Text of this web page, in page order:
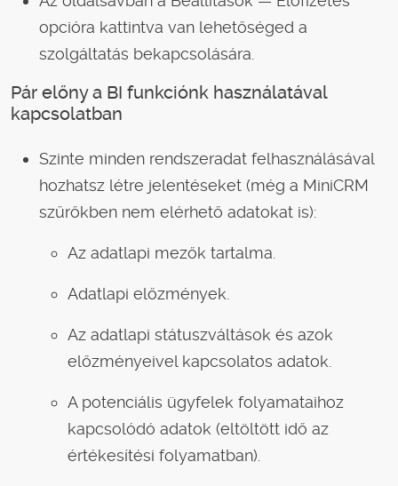
opcióra kattintva van lehetőséged a
szolgáltatás bekapcsolására.
Pár előny a BI funkciónk használatával
kapcsolatban
Szinte minden rendszeradat felhasználásával
hozhatsz létre jelentéseket (még a MiniCRM
szűrőkben nem elérhető adatokat is):
Az adatlapi mezők tartalma.
Adatlapi előzmények.
Az adatlapi státuszváltások és azok
előzményeivel kapcsolatos adatok.
A potenciális ügyfelek folyamataihoz
kapcsolódó adatok (eltöltött idő az
értékesítési folyamatban).